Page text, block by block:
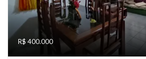
R$ 400.000